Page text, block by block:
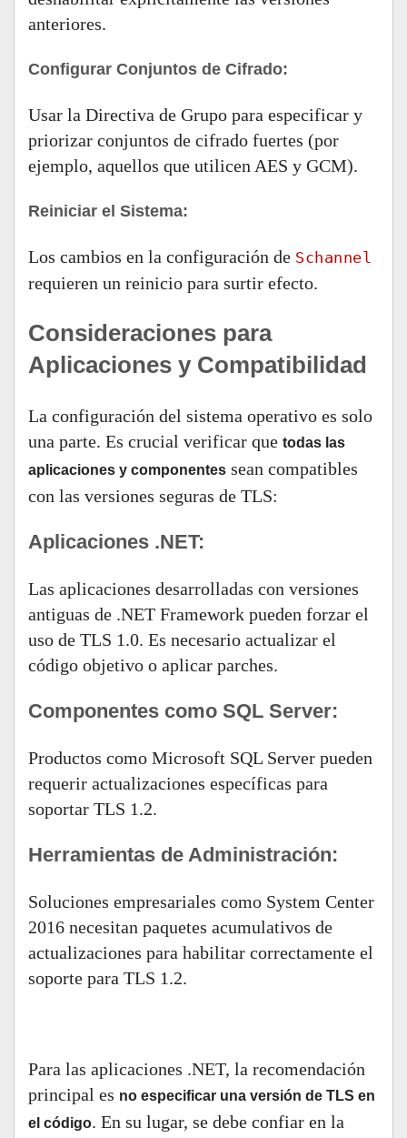
anteriores.
Configurar Conjuntos de Cifrado:
Usar la Directiva de Grupo para especificar y
priorizar conjuntos de cifrado fuertes (por
ejemplo, aquellos que utilicen AES y GCM).
Reiniciar el Sistema:
Los cambios en la configuración de Schannel
requieren un reinicio para surtir efecto.
Consideraciones para
Aplicaciones y Compatibilidad
La configuración del sistema operativo es solo
una parte. Es crucial verificar que todas las
aplicaciones y componentes sean compatibles
con las versiones seguras de TLS:
Aplicaciones .NET:
Las aplicaciones desarrolladas con versiones
antiguas de .NET Framework pueden forzar el
uso de TLS 1.0. Es necesario actualizar el
código objetivo o aplicar parches.
Componentes como SQL Server:
Productos como Microsoft SQL Server pueden
requerir actualizaciones específicas para
soportar TLS 1.2.
Herramientas de Administración:
Soluciones empresariales como System Center
2016 necesitan paquetes acumulativos de
actualizaciones para habilitar correctamente el
soporte para TLS 1.2.
Para las aplicaciones .NET, la recomendación
principal es no especificar una versión de TLS en
el código. En su lugar, se debe confiar en la